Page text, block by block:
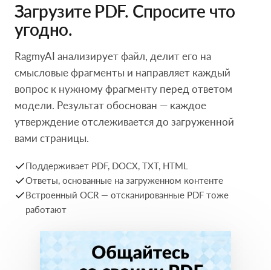
Загрузите PDF. Спросите что
угодно.
RagmyAI анализирует файл, делит его на
смысловые фрагменты и направляет каждый
вопрос к нужному фрагменту перед ответом
модели. Результат обоснован — каждое
утверждение отслеживается до загруженной
вами страницы.
Поддерживает PDF, DOCX, TXT, HTML
Ответы, основанные на загруженном контенте
Встроенный OCR — отсканированные PDF тоже
работают